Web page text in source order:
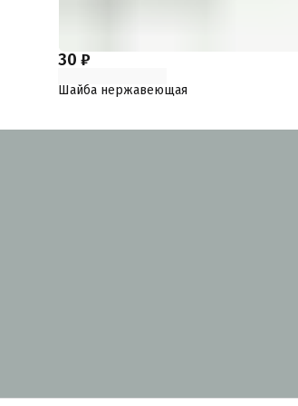
30 ₽
Шайба нержавеющая